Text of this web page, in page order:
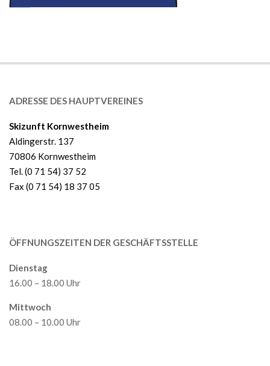
ADRESSE DES HAUPTVEREINES
Skizunft Kornwestheim
Aldingerstr. 137
70806 Kornwestheim
Tel. (0 71 54) 37 52
Fax (0 71 54) 18 37 05
ÖFFNUNGSZEITEN DER GESCHÄFTSSTELLE
Dienstag
16.00 – 18.00 Uhr
Mittwoch
08.00 – 10.00 Uhr